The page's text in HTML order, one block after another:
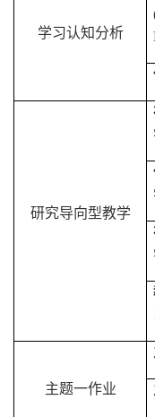
学习认知分析
研究导向型教学
主题一作业